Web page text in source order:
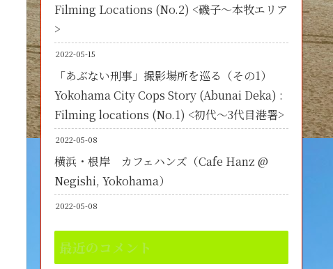
Filming Locations (No.2) <磯子～本牧エリア
>
2022-05-15
「あぶない刑事」撮影場所を巡る（その1）
Yokohama City Cops Story (Abunai Deka) :
Filming locations (No.1) <初代～3代目港署>
2022-05-08
横浜・根岸 カフェハンズ（Cafe Hanz @
Negishi, Yokohama）
2022-05-08
最近のコメント